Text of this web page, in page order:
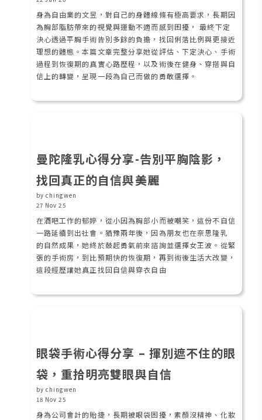
身為自由業的文昱，對自己的身體線條有極高要求，長期因
為胸部脂肪帶來的視覺與運動不適而感到困擾， 最終下定
決心透過平胸手術告別多餘的負擔，找回俐落比例與更接近
理想的體態。本篇文章完整分享她從評估、下定決心、手術
過程到恢復期的真實心路歷程，以及術後在健身、穿搭與自
信上的轉變，呈現一段為自己而做的勇敢選擇。
曼陀隆乳心得分享-告別平胸陰影，
找回真正的自信與美麗
by chingwen
27 Nov 25
在酒吧工作的郁婷，從小因為胸部小而被嘲笑，這份不自信
一路延續到出社會。猶豫兩年後，因為朋友也在奈思隆乳
的自然成果，她終於鼓起勇氣前來諮詢並選擇女王波。從緊
張的手術房，到比預期快的恢復期，再到術後生活大改變，
這段經歷讓她真正找回自信與穿衣自由
眼袋手術心得分享 – 揮別遮不住的眼
袋，重拾明亮雙眼與自信
by chingwen
18 Nov 25
身為公司會計的貽捷，長期被眼袋困擾，素顏沒精神、化妝